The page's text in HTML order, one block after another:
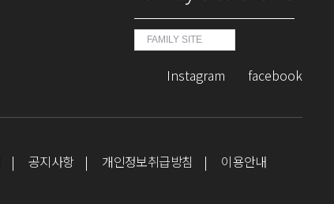
FAMILY SITE
Instagram facebook
공지사항 개인정보취급방침 이용안내